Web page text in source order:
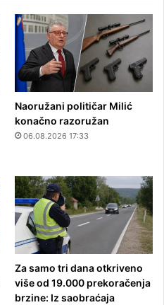
Naoružani političar Milić
konačno razoružan
06.08.2026 17:33
Za samo tri dana otkriveno
više od 19.000 prekoračenja
brzine: Iz saobraćaja